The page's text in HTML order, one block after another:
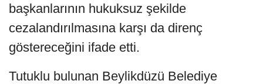
başkanlarının hukuksuz şekilde
cezalandırılmasına karşı da direnç
göstereceğini ifade etti.
Tutuklu bulunan Beylikdüzü Belediye